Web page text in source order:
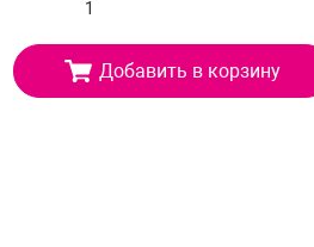
Добавить в корзину